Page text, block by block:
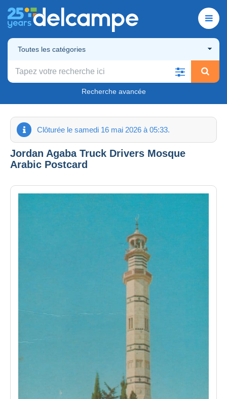
Toutes les catégories
Recherche avancée
Clôturée le samedi 16 mai 2026 à 05:33.
Jordan Agaba Truck Drivers Mosque
Arabic Postcard